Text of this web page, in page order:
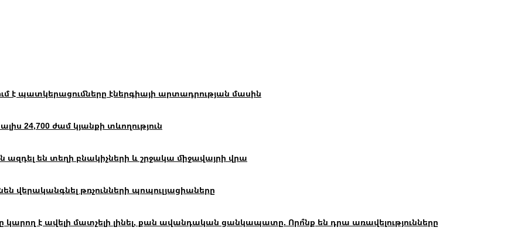
է պատկերացումները էներգիայի արտադրության մասին
24,700 ժամ կյանքի տևողություն
են տեղի բնակիչների և շրջակա միջավայրի վրա
վերականգնել թռչունների պոպուլյացիաները
է ավելի մատչելի լինել, քան ավանդական ցանկապատը. Որո՞նք են դրա առավելությունները